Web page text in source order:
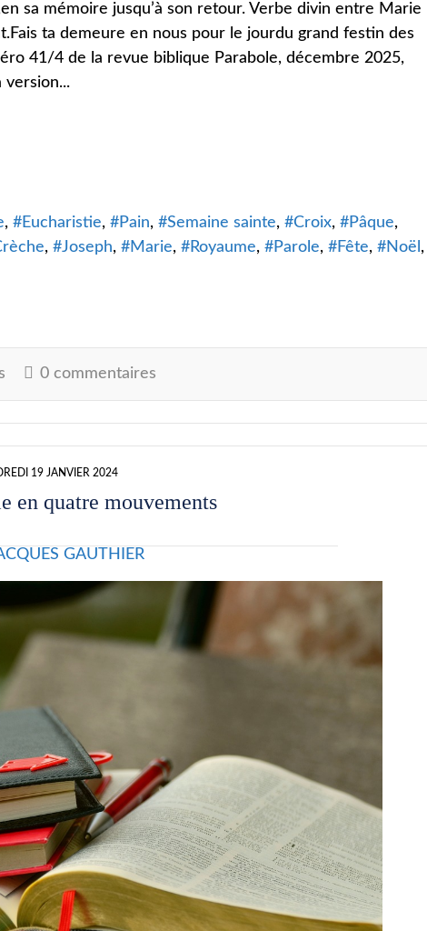
sa mémoire jusqu’à son retour. Verbe divin entre Marie
ta demeure en nous pour le jourdu grand festin des
41/4 de la revue biblique Parabole, décembre 2025,
version...
Eucharistie Pain Semaine sainte Croix
Pâque
Joseph Marie Royaume Parole Fête
Noël
0 commentaires
19 JANVIER 2024
en quatre mouvements
GAUTHIER